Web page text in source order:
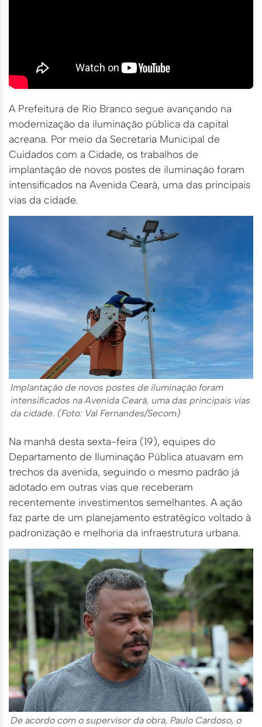
A Prefeitura de Rio Branco segue avançando na
modernização da iluminação pública da capital
acreana. Por meio da Secretaria Municipal de
Cuidados com a Cidade, os trabalhos de
implantação de novos postes de iluminação foram
intensificados na Avenida Ceará, uma das principais
vias da cidade.
Implantação de novos postes de iluminação foram
intensificados na Avenida Ceará, uma das principais vias
da cidade. (Foto: Val Fernandes/Secom)
Na manhã desta sexta-feira (19), equipes do
Departamento de Iluminação Pública atuavam em
trechos da avenida, seguindo o mesmo padrão já
adotado em outras vias que receberam
recentemente investimentos semelhantes. A ação
faz parte de um planejamento estratégico voltado à
padronização e melhoria da infraestrutura urbana.
De acordo com o supervisor da obra, Paulo Cardoso, o